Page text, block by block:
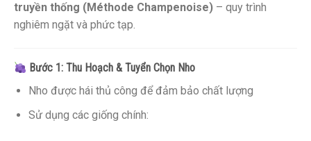
truyền thống (Méthode Champenoise) – quy trình
nghiêm ngặt và phức tạp.
Bước 1: Thu Hoạch & Tuyển Chọn Nho
Nho được hái thủ công để đảm bảo chất lượng
Sử dụng các giống chính: